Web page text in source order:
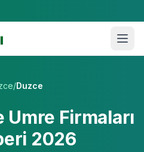
/Duzce
Umre Firmaları
2026